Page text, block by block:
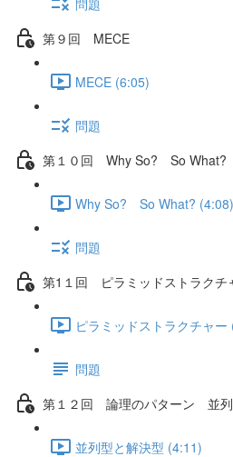
第９回 MECE
MECE (6:05)
問題
第１０回 Why So? So What?
Why So? So What? (4:08)
問題
第1１回 ピラミッドストラクチ
ピラミッドストラクチャー
問題
第１２回 論理のパターン 並列
並列型と解決型 (4:11)